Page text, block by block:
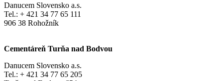
Danucem Slovensko a.s.
Tel.: + 421 34 77 65 111
906 38 Rohožník
Cementáreň Turňa nad Bodvou
Danucem Slovensko a.s.
Tel.: + 421 34 77 65 205